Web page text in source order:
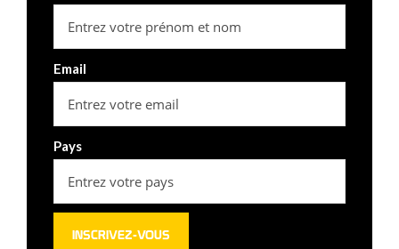
Email
Pays